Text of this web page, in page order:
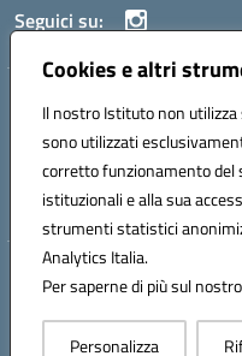
Cookies e altri
Il nostro Istituto non
sono utilizzati
corretto funzionamento del
istituzionali e alla sua
strumenti statistici
Analytics Italia.
Per saperne di più sul
Personalizza
Seguici su:
ISTITUTO ISTRUZIONE
Codice fiscale: 80004310902
Telefono: 079951627
Mail:
Hosting &
Concept &